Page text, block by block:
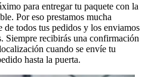
para entregar tu paquete con la
Por eso prestamos mucha
de todos tus pedidos y los enviamos
Siempre recibirás una confirmación
cuando se envíe tu
hasta la puerta.